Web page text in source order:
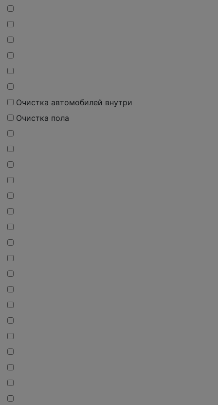
Очистка автомобилей внутри
Очистка пола